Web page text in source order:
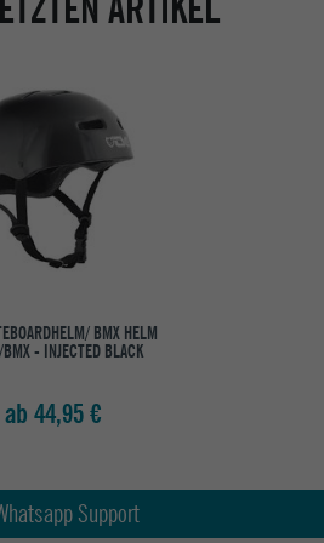
BMX HELM
BMX - INJECTED BLACK
ab 44,95 €
Support